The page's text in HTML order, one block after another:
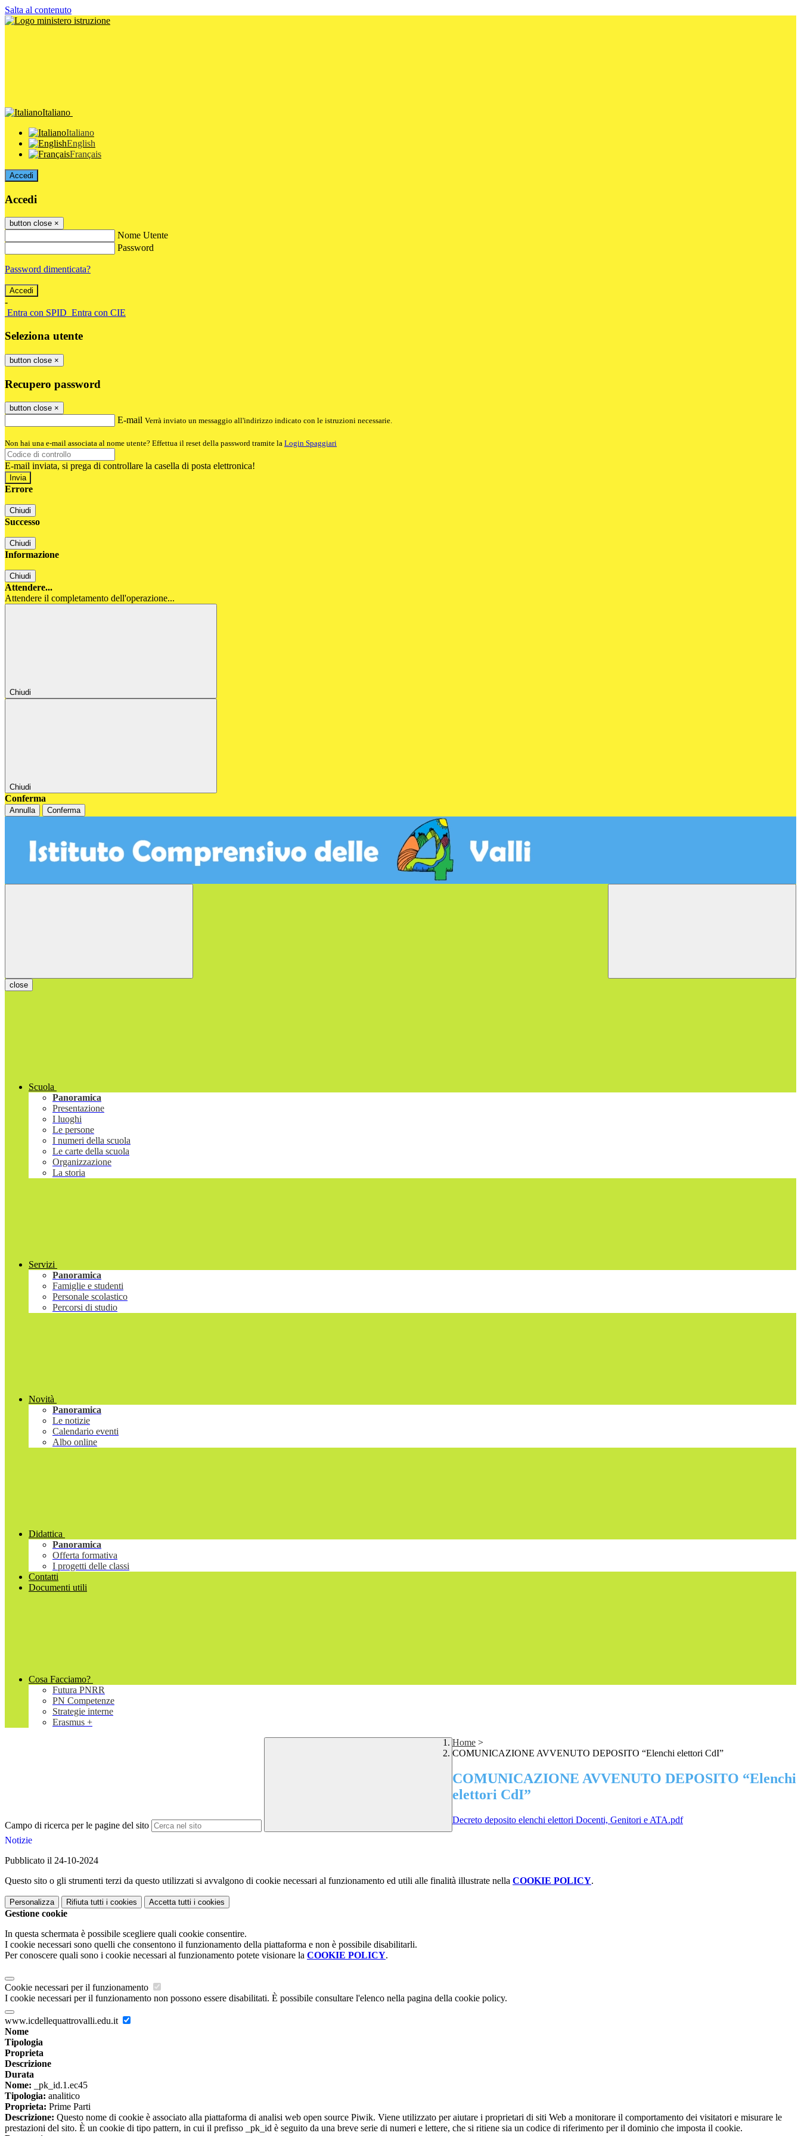
Salta al contenuto
Italiano
Italiano
English
Français
Accedi
Accedi
button close ×
Nome Utente
Password
Password dimenticata?
-
Entra con SPID Entra con CIE
Seleziona utente
button close ×
Recupero password
button close ×
E-mail Verrà inviato un messaggio all'indirizzo indicato con le istruzioni necessarie.
Non hai una e-mail associata al nome utente? Effettua il reset della password tramite la Login Spaggiari
E-mail inviata, si prega di controllare la casella di posta elettronica!
Errore
Chiudi
Successo
Chiudi
Informazione
Chiudi
Attendere...
Attendere il completamento dell'operazione...
Chiudi
Chiudi
Conferma
Annulla Conferma
close
Scuola
Panoramica
Presentazione
I luoghi
Le persone
I numeri della scuola
Le carte della scuola
Organizzazione
La storia
Servizi
Panoramica
Famiglie e studenti
Personale scolastico
Percorsi di studio
Novità
Panoramica
Le notizie
Calendario eventi
Albo online
Didattica
Panoramica
Offerta formativa
I progetti delle classi
Contatti
Documenti utili
Cosa Facciamo?
Futura PNRR
PN Competenze
Strategie interne
Erasmus +
Campo di ricerca per le pagine del sito
Home >
COMUNICAZIONE AVVENUTO DEPOSITO “Elenchi elettori CdI”
COMUNICAZIONE AVVENUTO DEPOSITO “Elenchi
elettori CdI”
Decreto deposito elenchi elettori Docenti, Genitori e ATA.pdf
Notizie
Pubblicato il 24-10-2024
Questo sito o gli strumenti terzi da questo utilizzati si avvalgono di cookie necessari al funzionamento ed utili alle finalità illustrate nella COOKIE POLICY.
Personalizza Rifiuta tutti i cookies Accetta tutti i cookies
Gestione cookie
In questa schermata è possibile scegliere quali cookie consentire.
I cookie necessari sono quelli che consentono il funzionamento della piattaforma e non è possibile disabilitarli.
Per conoscere quali sono i cookie necessari al funzionamento potete visionare la COOKIE POLICY.
Cookie necessari per il funzionamento
I cookie necessari per il funzionamento non possono essere disabilitati. È possibile consultare l'elenco nella pagina della cookie policy.
www.icdellequattrovalli.edu.it
Nome
Tipologia
Proprieta
Descrizione
Durata
Nome: _pk_id.1.ec45
Tipologia: analitico
Proprieta: Prime Parti
Descrizione: Questo nome di cookie è associato alla piattaforma di analisi web open source Piwik. Viene utilizzato per aiutare i proprietari di siti Web a monitorare il comportamento dei visitatori e misurare le
prestazioni del sito. È un cookie di tipo pattern, in cui il prefisso _pk_id è seguito da una breve serie di numeri e lettere, che si ritiene sia un codice di riferimento per il dominio che imposta il cookie.